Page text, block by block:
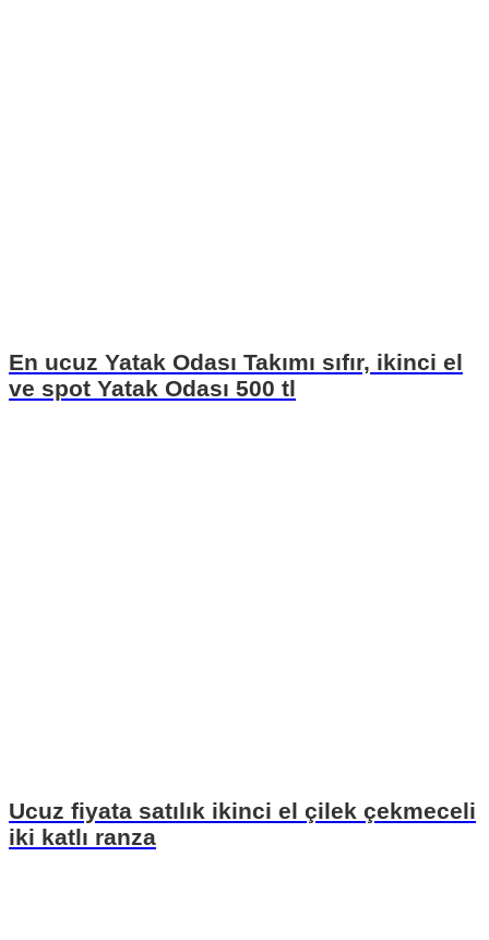
En ucuz Yatak Odası Takımı sıfır, ikinci el
ve spot Yatak Odası 500 tl
Ucuz fiyata satılık ikinci el çilek çekmeceli
iki katlı ranza